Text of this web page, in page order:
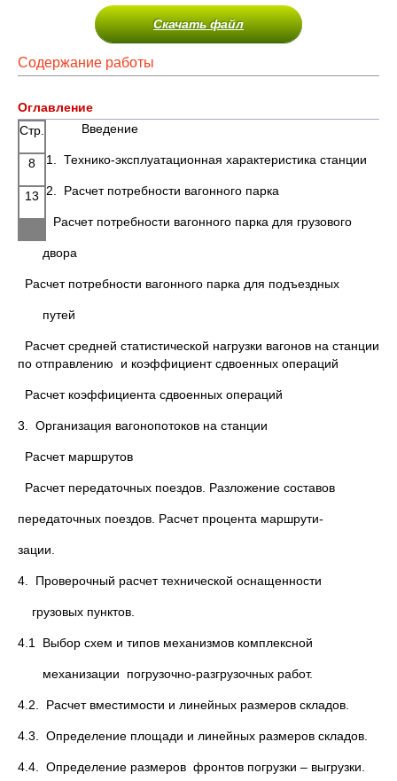
Скачать файл
Содержание работы
Оглавление
Стр.
8
13
Введение
1. Технико-эксплуатационная характеристика станции
2. Расчет потребности вагонного парка
Расчет потребности вагонного парка для грузового
двора
Расчет потребности вагонного парка для подъездных
путей
Расчет средней статистической нагрузки вагонов на станции
по отправлению и коэффициент сдвоенных операций
Расчет коэффициента сдвоенных операций
3. Организация вагонопотоков на станции
Расчет маршрутов
Расчет передаточных поездов. Разложение составов
передаточных поездов. Расчет процента маршрути-
зации.
4. Проверочный расчет технической оснащенности
грузовых пунктов.
4.1 Выбор схем и типов механизмов комплексной
механизации погрузочно-разгрузочных работ.
4.2. Расчет вместимости и линейных размеров складов.
4.3. Определение площади и линейных размеров складов.
4.4. Определение размеров фронтов погрузки – выгрузки.